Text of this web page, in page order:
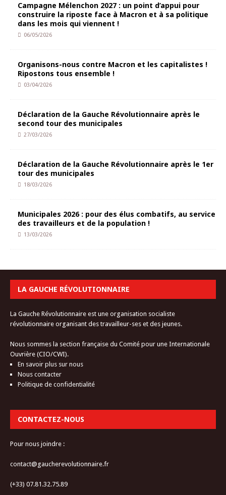
Campagne Mélenchon 2027 : un point d’appui pour
construire la riposte face à Macron et à sa politique
dans les mois qui viennent !
06/05/2026
Organisons-nous contre Macron et les capitalistes !
Ripostons tous ensemble !
03/04/2026
Déclaration de la Gauche Révolutionnaire après le
second tour des municipales
27/03/2026
Déclaration de la Gauche Révolutionnaire après le 1er
tour des municipales
18/03/2026
Municipales 2026 : pour des élus combatifs, au service
des travailleurs et de la population !
13/03/2026
LA GAUCHE RÉVOLUTIONNAIRE
La Gauche Révolutionnaire est une organisation socialiste
révolutionnaire organisant des travailleur-ses et des jeunes.
Nous sommes la section française du Comité pour une Internationale
Ouvrière (CIO/CWI).
En savoir plus sur nous
Nous contacter
Politique de confidentialité
CONTACTEZ-NOUS
Pour nous joindre :
contact@gaucherevolutionnaire.fr
(+33) 07.81.32.75.89